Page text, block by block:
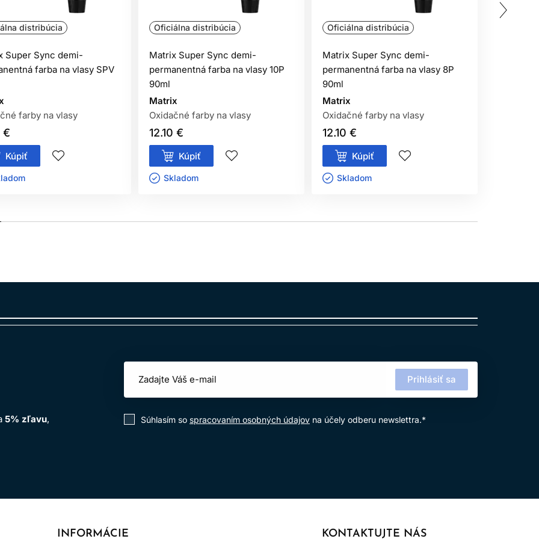
test kožnej znášanlivosti vykonaný 48 hodín pred každým použitím produktu
. Naneste malé množstvo
predlaktia) a nechajte pôsobiť. Ak sa počas testu alebo do 48 hodín objaví podráždenie, svrbenie,
pokožku hlavy,
farbenie vlasov,
čiernou henou.
riziko alergických reakcií a zabezpečuje bezpečné používanie výrobku.
distribúcia
Super Sync demi-
farba na vlasy SPV
farby na vlasy
€
Kúpiť
ㅤ
Oficiálna distribúcia
Matrix Super Sync demi-
permanentná farba na vlasy 10P
90ml
Matrix
Oxidačné farby na vlasy
12.10 €
Kúpiť
Skladom ㅤ
Oficiálna distribúcia
Matrix Super Sync demi-
permanentná farba na vlasy 8P
90ml
Matrix
Oxidačné farby na vlasy
12.10 €
Kúpiť
Skladom ㅤ
5% zľavu,
Prihlásiť sa
Súhlasím so spracovaním osobných údajov na účely odberu newslettra.*
KONTAKTUJTE NÁS
INFORMÁCIE